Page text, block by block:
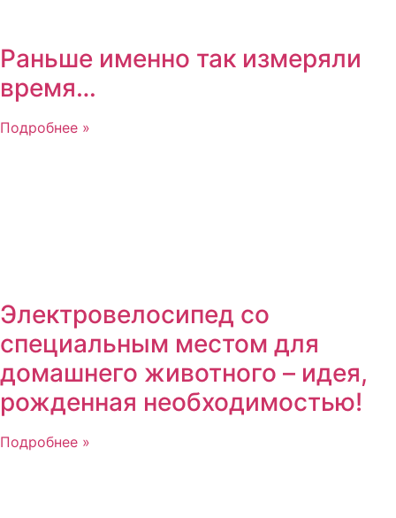
Раньше именно так измеряли
время…
Подробнее »
Электровелосипед со
специальным местом для
домашнего животного – идея,
рожденная необходимостью!
Подробнее »